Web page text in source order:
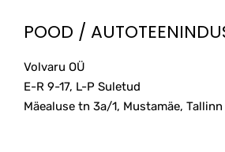
POOD /
Volvaru OÜ
E-R 9-17, L-P Suletud
Mäealuse tn 3a/1, Mustamäe, Tallinn